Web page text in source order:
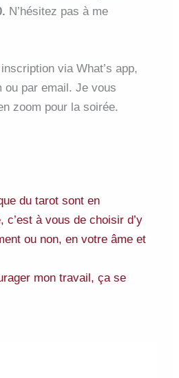
N’hésitez pas à me
via What’s app,
ou par email. Je vous
zoom pour la soirée.
du tarot sont en
c’est à vous de choisir d’y
ou non, en votre âme et
mon travail, ça se